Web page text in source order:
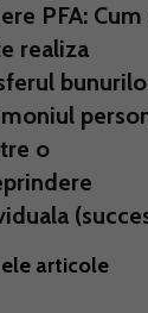
PFA: Cum
realiza
o
articole